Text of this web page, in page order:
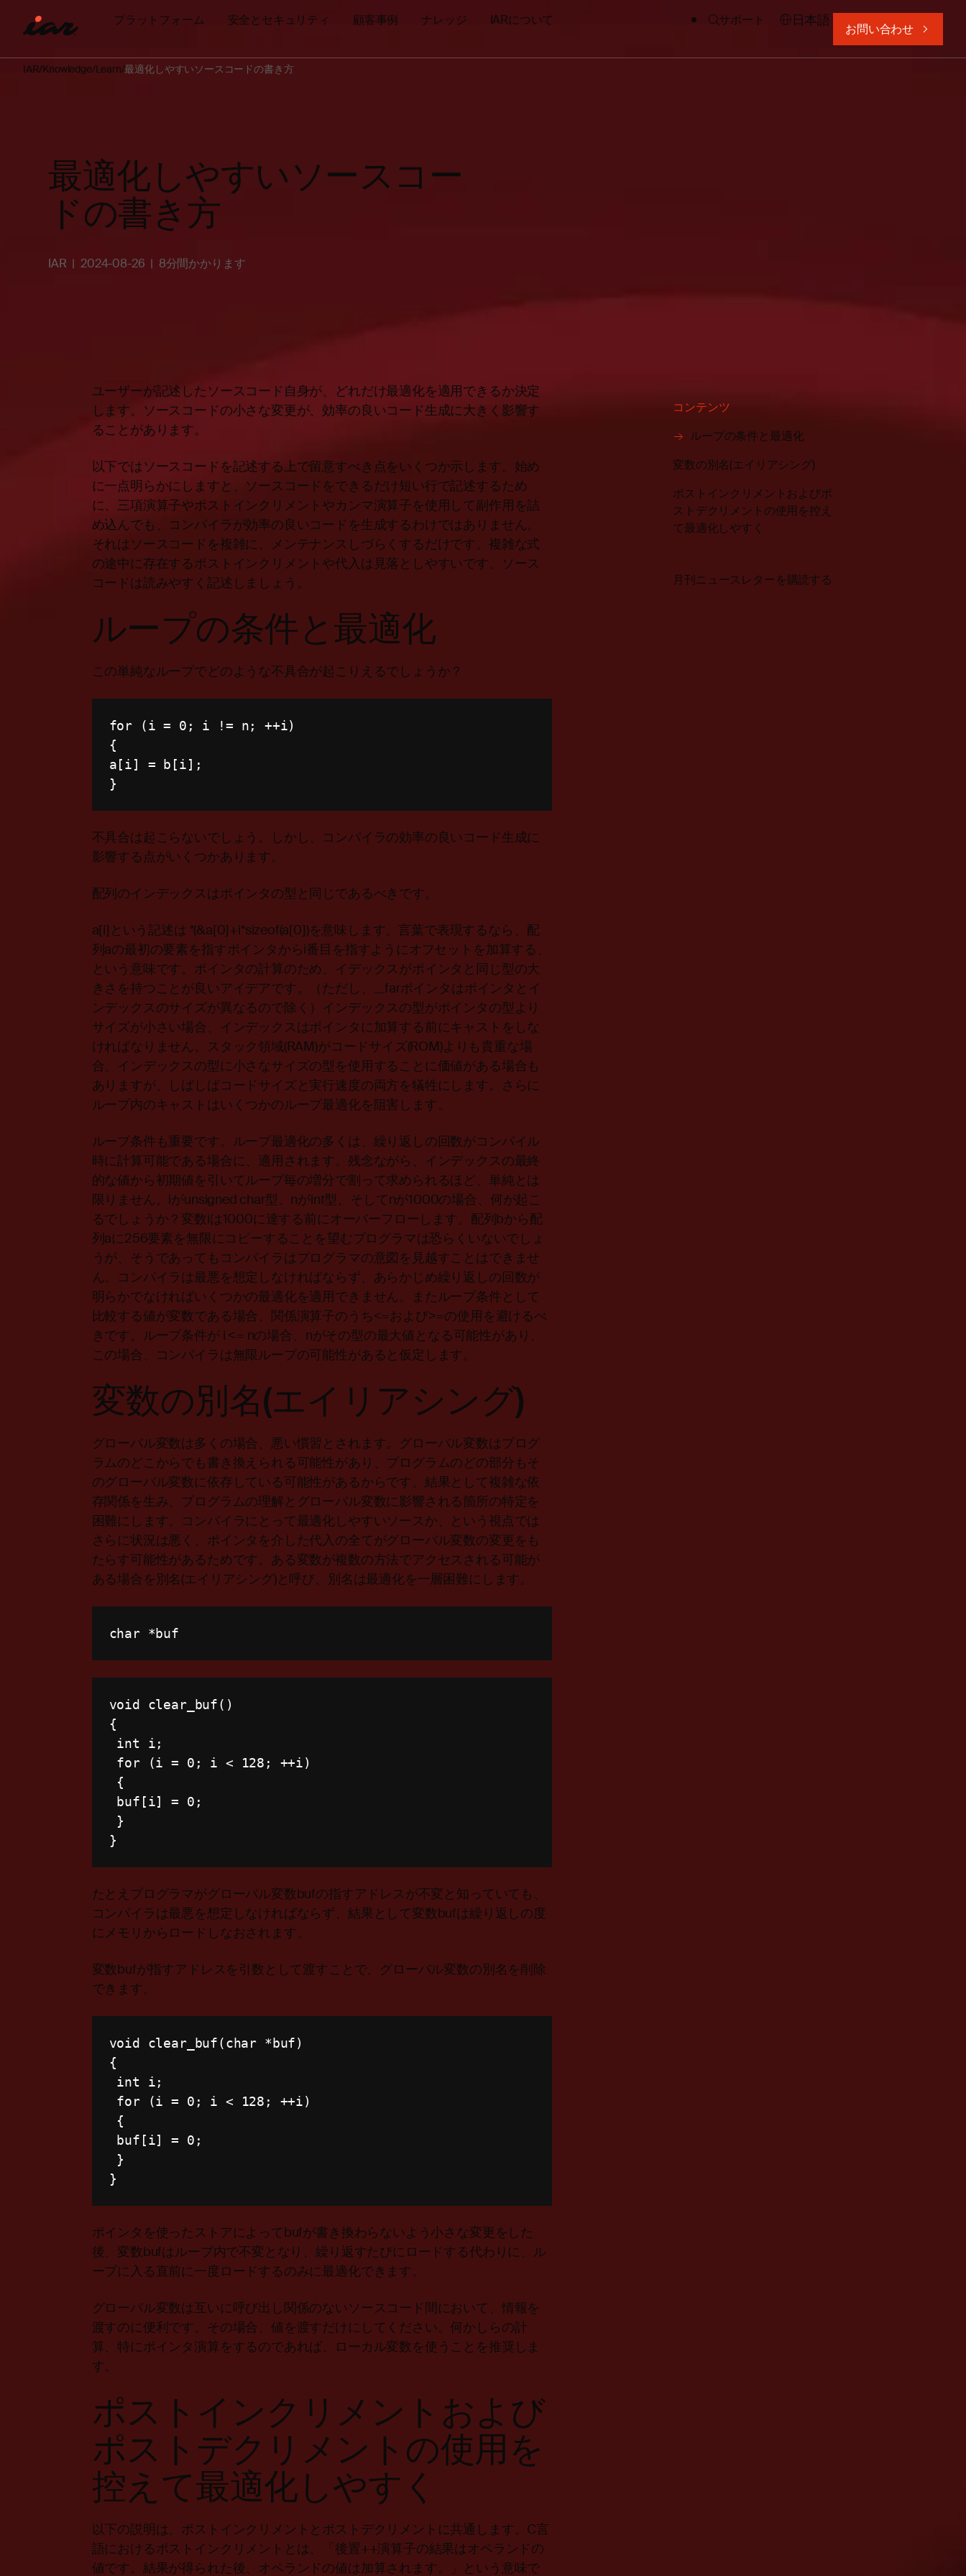
プラットフォーム 安全とセキュリティ 顧客事例 ナレッジ IARについて サポート 日本語
お問い合わせ
IAR Knowledge Learn 最適化しやすいソースコードの書き方
最適化しやすいソースコー
ドの書き方
IAR 2024-08-26 8分間かかります
ユーザーが記述したソースコード自身が、どれだけ最適化を適用できるか決定
します。ソースコードの小さな変更が、効率の良いコード生成に大きく影響す
ることがあります。
以下ではソースコードを記述する上で留意すべき点をいくつか示します。始め
に一点明らかにしますと、ソースコードをできるだけ短い行で記述するため
に、三項演算子やポストインクリメントやカンマ演算子を使用して副作用を詰
め込んでも、コンパイラが効率の良いコードを生成するわけではありません。
それはソースコードを複雑に、メンテナンスしづらくするだけです。複雑な式
の途中に存在するポストインクリメントや代入は見落としやすいです。ソース
コードは読みやすく記述しましょう。
ループの条件と最適化
この単純なループでどのような不具合が起こりえるでしょうか？
for (i = 0 ; i != n; ++i)
{
a [i] = b [i] ;
}
不具合は起こらないでしょう。しかし、コンパイラの効率の良いコード生成に
影響する点がいくつかあります。
配列のインデックスはポインタの型と同じであるべきです。
a[i]という記述は *(&a[0]+i*sizeof(a[0])を意味します。言葉で表現するなら、配
列aの最初の要素を指すポインタからi番目を指すようにオフセットを加算する、
という意味です。ポインタの計算のため、イデックスがポインタと同じ型の大
きさを持つことが良いアイデアです。（ただし、__farポインタはポインタとイ
ンデックスのサイズが異なるので除く）インデックスの型がポインタの型より
サイズが小さい場合、インデックスはポインタに加算する前にキャストをしな
ければなりません。スタック領域(RAM)がコードサイズ(ROM)よりも貴重な場
合、インデックスの型に小さなサイズの型を使用することに価値がある場合も
ありますが、しばしばコードサイズと実行速度の両方を犠牲にします。さらに
ループ内のキャストはいくつかのループ最適化を阻害します。
ループ条件も重要です。ループ最適化の多くは、繰り返しの回数がコンパイル
時に計算可能である場合に、適用されます。残念ながら、インデックスの最終
的な値から初期値を引いてループ毎の増分で割って求められるほど、単純とは
限りません。iがunsigned char型、nがint型、そしてnが1000の場合、何が起こ
るでしょうか？変数iは1000に達する前にオーバーフローします。配列bから配
列aに256要素を無限にコピーすることを望むプログラマは恐らくいないでしょ
うが、そうであってもコンパイラはプログラマの意図を見越すことはできませ
ん。コンパイラは最悪を想定しなければならず、あらかじめ繰り返しの回数が
明らかでなければいくつかの最適化を適用できません。またループ条件として
比較する値が変数である場合、関係演算子のうち<=および>=の使用を避けるべ
きです。ループ条件が i <= nの場合、nがその型の最大値となる可能性があり、
この場合、コンパイラは無限ループの可能性があると仮定します。
変数の別名(エイリアシング)
グローバル変数は多くの場合、悪い慣習とされます。グローバル変数はプログ
ラムのどこからでも書き換えられる可能性があり、プログラムのどの部分もそ
のグローバル変数に依存している可能性があるからです。結果として複雑な依
存関係を生み、プログラムの理解とグローバル変数に影響される箇所の特定を
困難にします。コンパイラにとって最適化しやすいソースか、という視点では
さらに状況は悪く、ポインタを介した代入の全てがグローバル変数の変更をも
たらす可能性があるためです。ある変数が複数の方法でアクセスされる可能が
ある場合を別名(エイリアシング)と呼び、別名は最適化を一層困難にします。
char *buf
void clear_buf( )
{
int i;
for
(i = 0 ; i < 128 ; ++i)
{
buf [i] = 0 ;
}
}
たとえプログラマがグローバル変数bufの指すアドレスが不変と知っていても、
コンパイラは最悪を想定しなければならず、結果として変数bufは繰り返しの度
にメモリからロードしなおされます。
変数bufが指すアドレスを引数として渡すことで、グローバル変数の別名を削除
できます。
void clear_buf(char *buf)
{
int i;
for
(i = 0 ; i < 128 ; ++i)
{
buf [i] = 0 ;
}
}
ポインタを使ったストアによってbufが書き換わらないよう小さな変更をした
後、変数bufはループ内で不変となり、繰り返すたびにロードする代わりに、ル
ープに入る直前に一度ロードするのみに最適化できます。
グローバル変数は互いに呼び出し関係のないソースコード間において、情報を
渡すのに便利です。その場合、値を渡すだけにしてください。何かしらの計
算、特にポインタ演算をするのであれば、ローカル変数を使うことを推奨しま
す。
ポストインクリメントおよび
ポストデクリメントの使用を
控えて最適化しやすく
以下の説明は、ポストインクリメントとポストデクリメントに共通します。C言
語におけるポストインクリメントとは、「後置++演算子の結果はオペランドの
値です。結果が得られた後、オペランドの値は加算されます。」という意味で
コンテンツ
ループの条件と最適化
変数の別名(エイリアシング)
ポストインクリメントおよびポ
ストデクリメントの使用を控え
て最適化しやすく
月刊ニュースレターを購読する